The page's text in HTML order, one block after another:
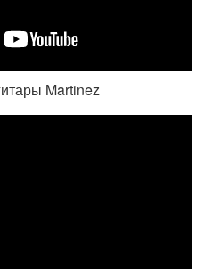
Martinez